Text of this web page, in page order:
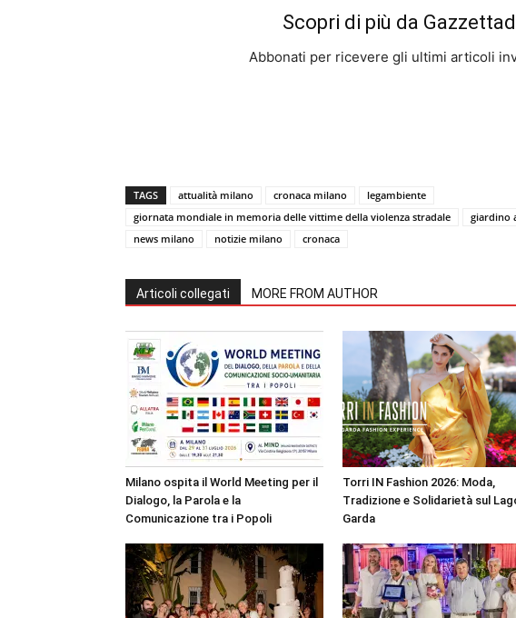
Scopri di più da
Abbonati per ricevere gli ultimi articoli
TAGS attualità milano cronaca milano
legambiente
giornata mondiale in memoria delle vittime della violenza stradale
giardino
news milano
notizie milano cronaca
Articoli collegati MORE FROM AUTHOR
Milano ospita il World Meeting per il
Dialogo, la Parola e la
Comunicazione tra i Popoli
Torri IN Fashion 2026: Moda,
Tradizione e Solidarietà sul
Garda